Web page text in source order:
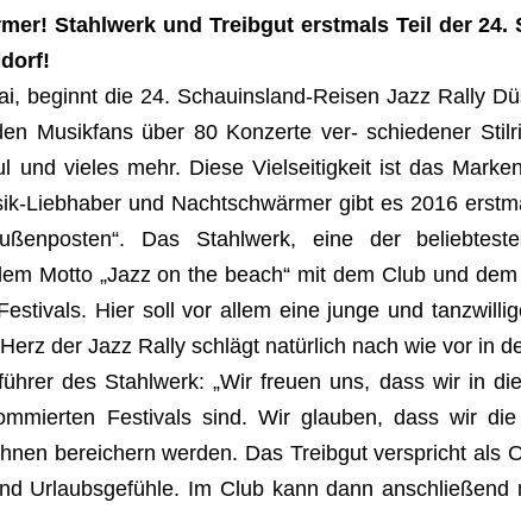
Stahl­werk und Treib­gut erst­mals Teil der24.
beginnt die 24. Schau­ins­land-Rei­sen Jazz Rally
Musik­fans über 80 Kon­zerte ver- schie­de­ner
und vie­les mehr. Diese Viel­sei­tig­keit ist das
Lieb­ha­ber und Nachtschwärmer gibt es 2016
Das Stahl­werk, eine der
Motto „Jazz on the beach“ mit dem Club und
Hier soll vor allem eine junge und
der Jazz Rally schlägt natürlich nach wie vor in
des Stahl­werk: „Wir freuen uns, dass wir in
Fes­ti­vals sind. Wir glau­ben, dass wir
berei­chern wer­den. Das Treib­gut ver­spricht als
Urlaubsgefühle. Im Club kann dann